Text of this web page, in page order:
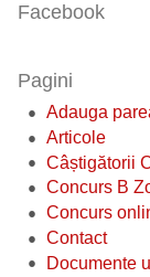
Facebook
Pagini
Adauga
Articole
Câștigătorii
Concurs B
Concurs
Contact
Documente